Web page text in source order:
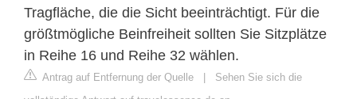
Tragfläche, die die Sicht beeinträchtigt. Für die
größtmögliche Beinfreiheit sollten Sie Sitzplätze
in Reihe 16 und Reihe 32 wählen.
Antrag auf Entfernung der Quelle | Sehen Sie sich die